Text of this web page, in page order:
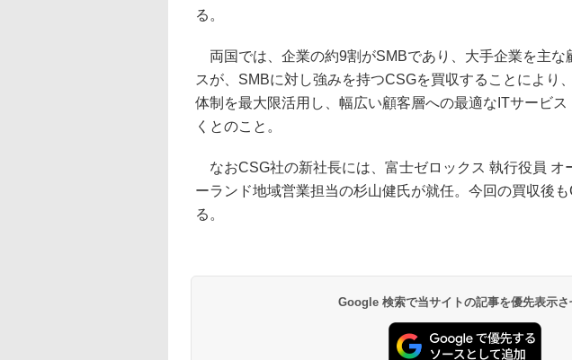
る。
両国では、企業の約9割がSMBであり、大手企業を主な
スが、SMBに対し強みを持つCSGを買収することにより
体制を最大限活用し、幅広い顧客層への最適なITサービ
くとのこと。
なおCSG社の新社長には、富士ゼロックス 執行役員 オ
ーランド地域営業担当の杉山健氏が就任。今回の買収後
る。
Google 検索で当サイトの記事を優先表示さ